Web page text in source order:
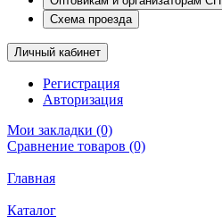
Схема проезда
Личный кабинет
Регистрация
Авторизация
Мои закладки (0)
Сравнение товаров (0)
Главная
Каталог